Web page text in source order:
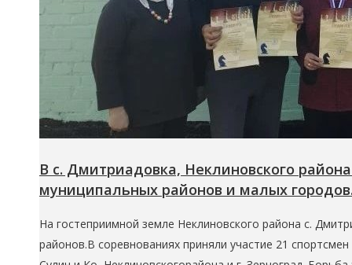
В с. Дмитриадовка, Неклиновского
муниципальных районов и малых
На гостеприимной земле Неклиновского района с.
районов.В соревнованиях приняли участие 21